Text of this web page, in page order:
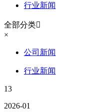
行业新闻
全部分类
×
公司新闻
行业新闻
13
2026-01